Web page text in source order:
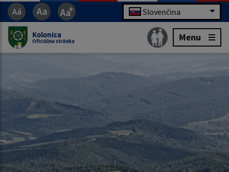
Slovenčina
Kolonica
Oficiálna stránka Menu